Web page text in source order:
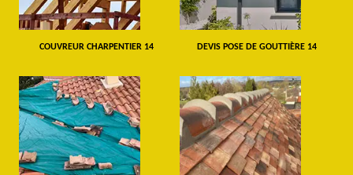
COUVREUR CHARPENTIER 14 DEVIS POSE DE GOUTTIÈRE 14